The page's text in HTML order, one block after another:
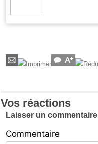
Vos réactions
Laisser un commentaire
Commentaire